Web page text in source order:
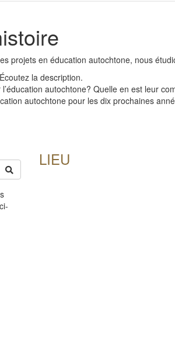
projets en éducation autochtone, nous
la description.
autochtone? Quelle en est leur
autochtone pour les dix prochaines
ci-
LIEU